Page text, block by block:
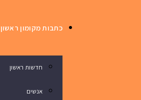
כתבות מקומון ראשון
חדשות ראשון
אנשים